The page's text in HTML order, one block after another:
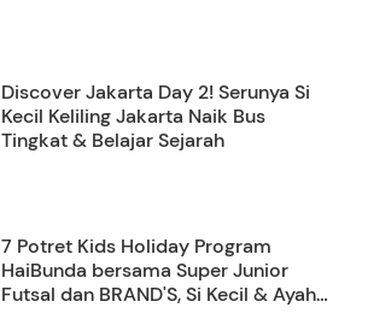
Discover Jakarta Day 2! Serunya Si
Kecil Keliling Jakarta Naik Bus
Tingkat & Belajar Sejarah
7 Potret Kids Holiday Program
HaiBunda bersama Super Junior
Futsal dan BRAND'S, Si Kecil & Ayah